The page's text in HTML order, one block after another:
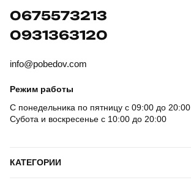
0675573213
0931363120
info@pobedov.com
Режим работы
С понедельника по пятницу с 09:00 до 20:00
Субота и воскресенье с 10:00 до 20:00
КАТЕГОРИИ